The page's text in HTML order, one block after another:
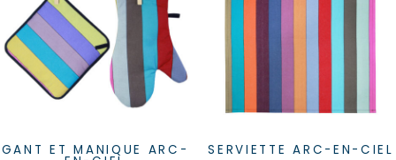
GANT ET MANIQUE ARC- SERVIETTE ARC-EN-CIEL